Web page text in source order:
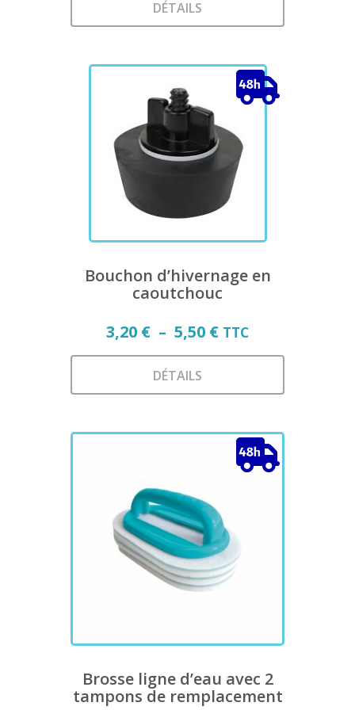
DÉTAILS
a
plusieurs
variations.
Les
options
peuvent
choisies
sur
la
du
produit
Bouchon d’hivernage en
caoutchouc
3,20 € – 5,50 €Plage
de
3,20 €
5,50 €
TTC
DÉTAILS
a
variations.
Les
options
peuvent
être
choisies
sur
du
Brosse ligne d’eau avec 2
tampons de remplacement